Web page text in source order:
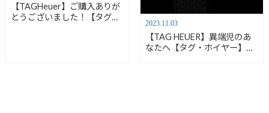
【TAGHeuer】ご購入ありが
とうございました！【タグ・
2023.11.03
【TAG HEUER】異端児のあ
なたへ【タグ・ホイヤー】